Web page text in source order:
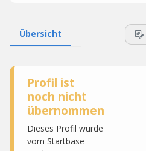
Übersicht
Profil ist
noch nicht
übernommen
Dieses Profil wurde
vom Startbase